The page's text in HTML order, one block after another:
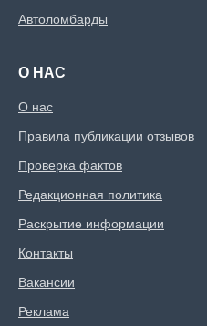
Автоломбарды
О НАС
О нас
Правила публикации отзывов
Проверка фактов
Редакционная политика
Раскрытие информации
Контакты
Вакансии
Реклама